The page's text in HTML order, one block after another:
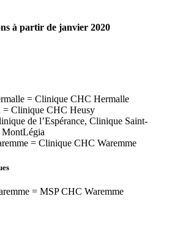
à partir de janvier 2020
= Clinique CHC Hermalle
= Clinique CHC Heusy
de l’Espérance, Clinique Saint-
= Clinique CHC Waremme
= MSP CHC Waremme